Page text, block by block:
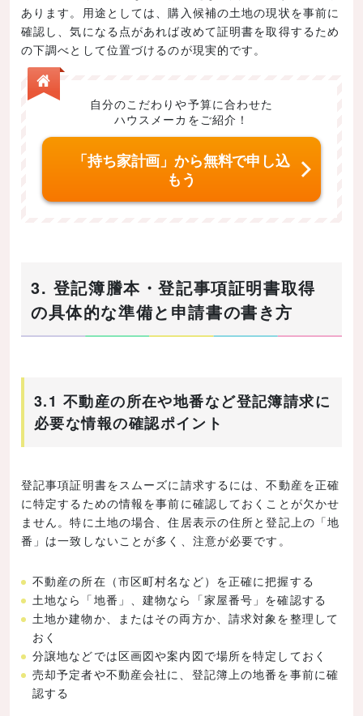
あります。用途としては、購入候補の土地の現状を事前に
確認し、気になる点があれば改めて証明書を取得するため
の下調べとして位置づけるのが現実的です。
自分のこだわりや予算に合わせた
ハウスメーカをご紹介！
「持ち家計画」から無料で申し込
もう
3. 登記簿謄本・登記事項証明書取得
の具体的な準備と申請書の書き方
3.1 不動産の所在や地番など登記簿請求に
必要な情報の確認ポイント
登記事項証明書をスムーズに請求するには、不動産を正確
に特定するための情報を事前に確認しておくことが欠かせ
ません。特に土地の場合、住居表示の住所と登記上の「地
番」は一致しないことが多く、注意が必要です。
不動産の所在（市区町村名など）を正確に把握する
土地なら「地番」、建物なら「家屋番号」を確認する
土地か建物か、またはその両方か、請求対象を整理して
おく
分譲地などでは区画図や案内図で場所を特定しておく
売却予定者や不動産会社に、登記簿上の地番を事前に確
認する